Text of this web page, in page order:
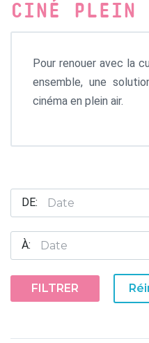
CINÉ PLEIN
Pour renouer avec la
ensemble, une
cinéma en plein air.
DE:
À:
FILTRER